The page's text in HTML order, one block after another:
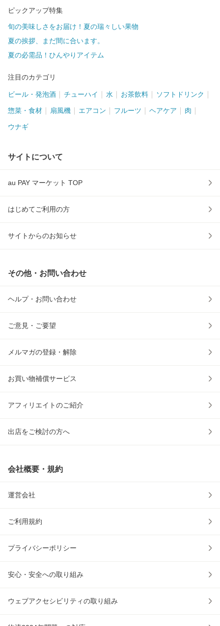
ピックアップ特集
旬の美味しさをお届け！夏の瑞々しい果物
夏の挨拶、まだ間に合います。
夏の必需品！ひんやりアイテム
注目のカテゴリ
ビール・発泡酒 チューハイ 水 お茶飲料 ソフトドリンク
惣菜・食材 扇風機 エアコン フルーツ ヘアケア 肉
ウナギ
サイトについて
au PAY マーケット TOP
はじめてご利用の方
サイトからのお知らせ
その他・お問い合わせ
ヘルプ・お問い合わせ
ご意見・ご要望
メルマガの登録・解除
お買い物補償サービス
アフィリエイトのご紹介
出店をご検討の方へ
会社概要・規約
運営会社
ご利用規約
プライバシーポリシー
安心・安全への取り組み
ウェブアクセシビリティの取り組み